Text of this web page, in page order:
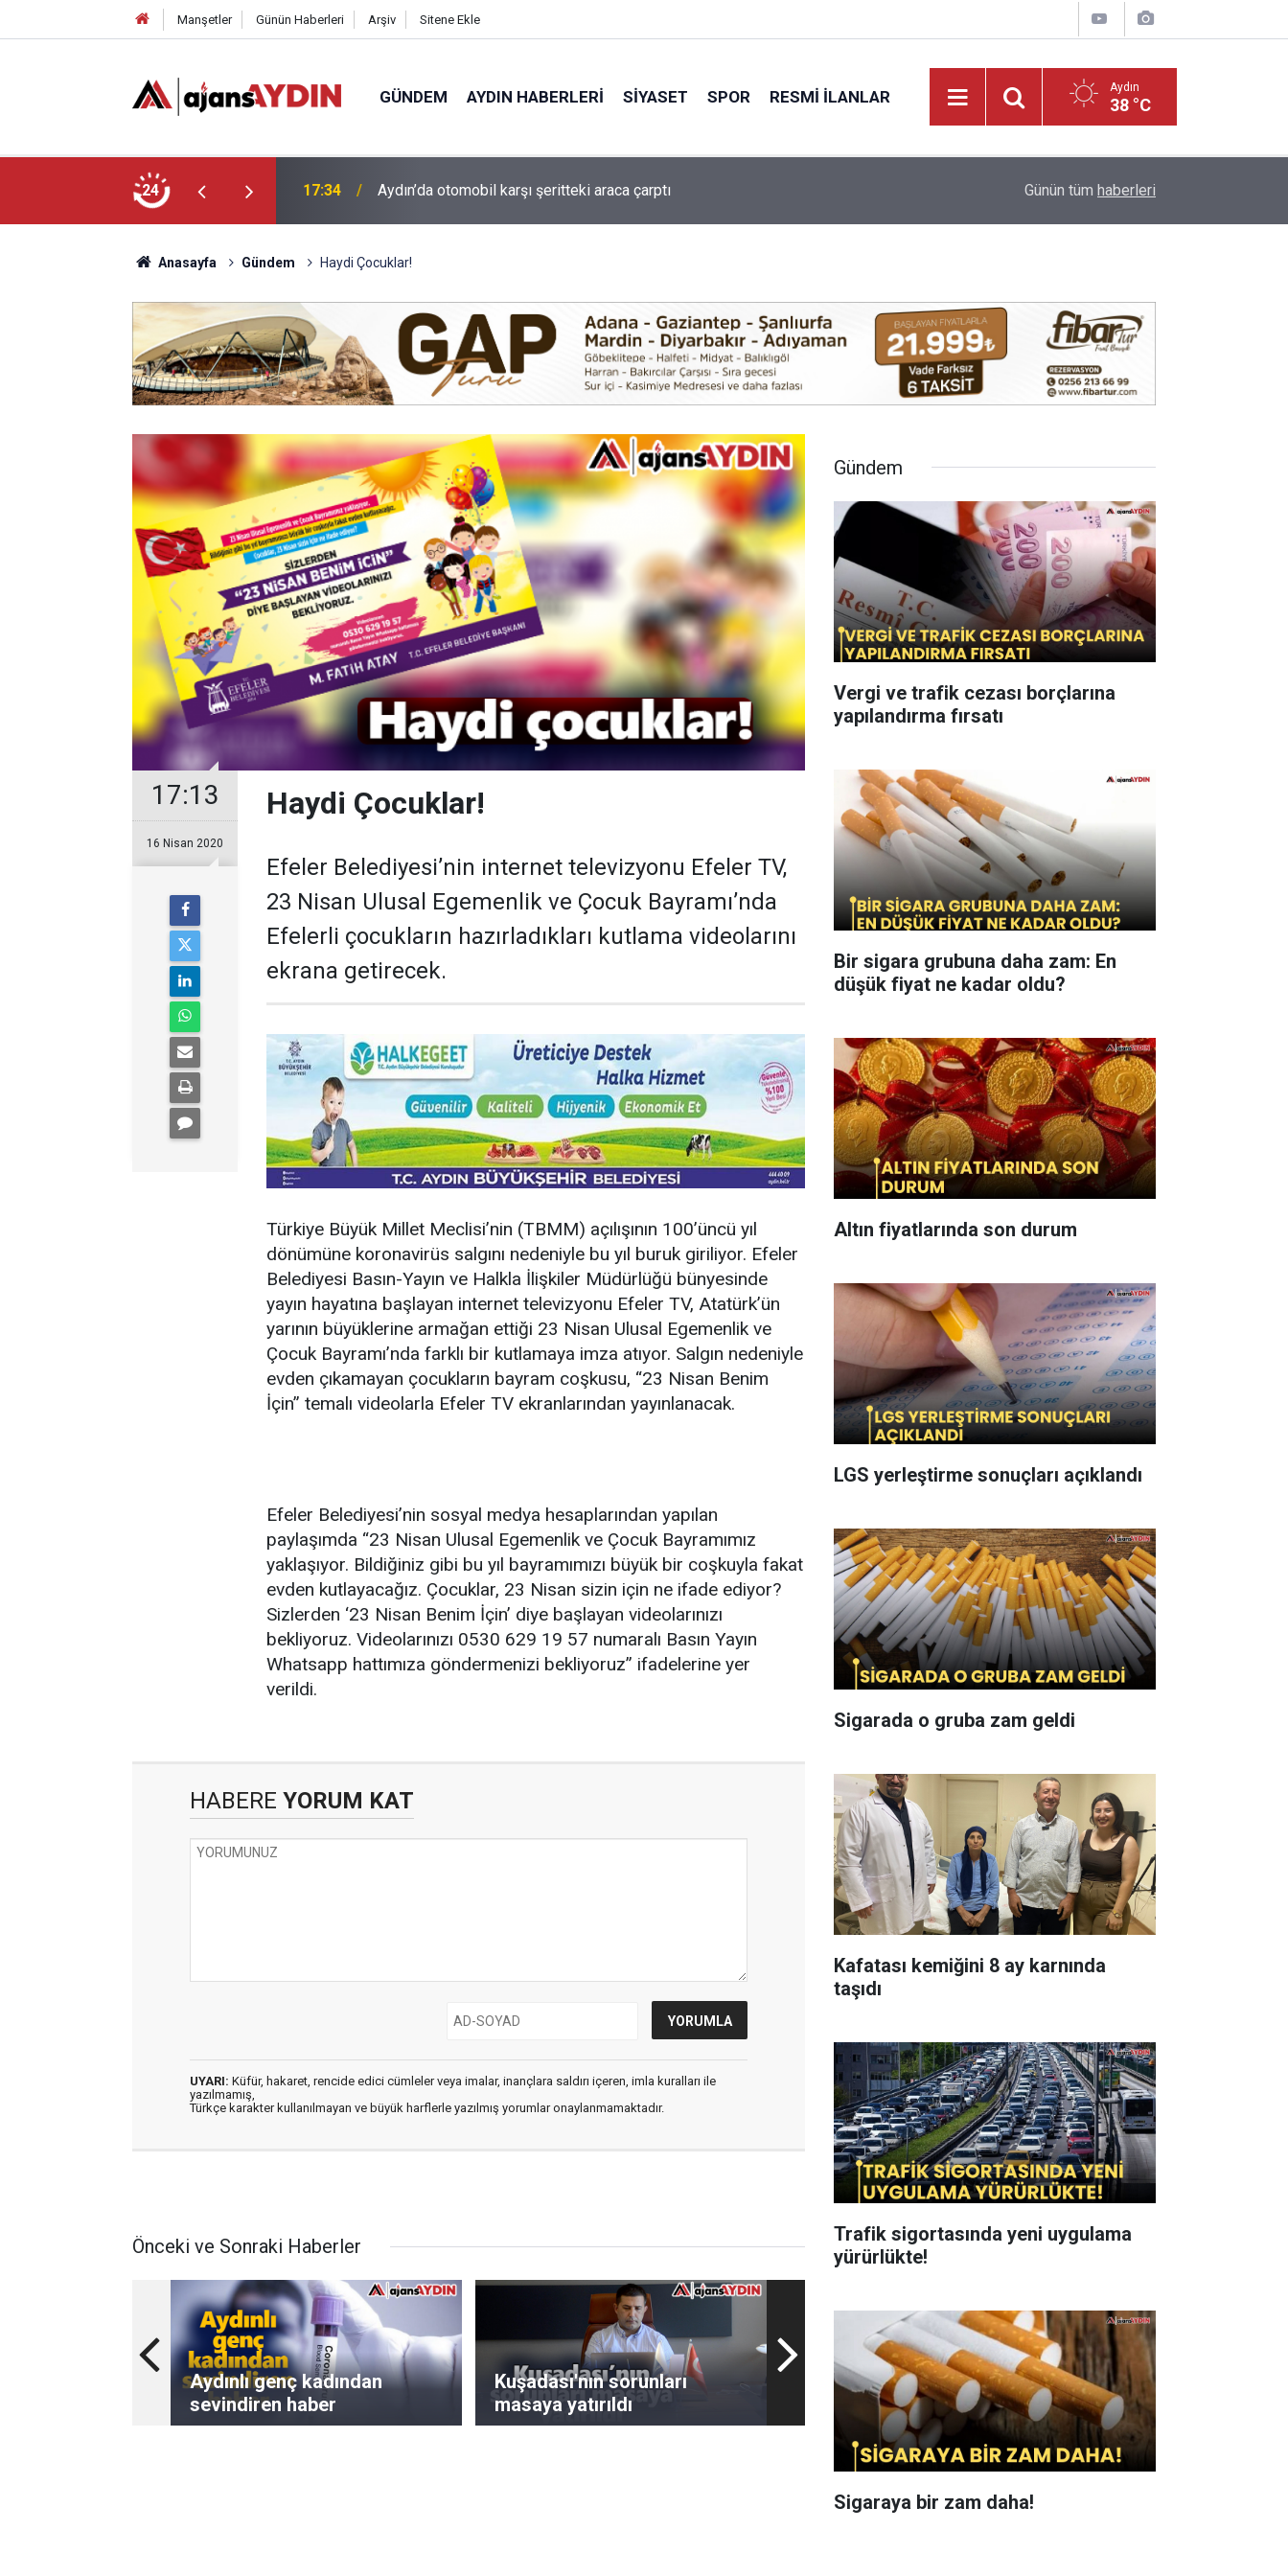
Manşetler Günün Haberleri Arşiv Sitene Ekle
GÜNDEM AYDIN HABERLERI SIYASET SPOR RESMI İLANLAR Aydın
38 °C
24 16:07 Efeler'de minik yetenekler yeşil sahada geleceğe hazırlanıyor Aydın’da yeni mahsul kuru incir tezgâhta:
Günün tüm haberleri
Anasayfa Gündem Haydi Çocuklar!
17:13
16 Nisan 2020
Haydi Çocuklar!
Efeler Belediyesi’nin internet televizyonu Efeler TV,
23 Nisan Ulusal Egemenlik ve Çocuk Bayramı’nda
Efelerli çocukların hazırladıkları kutlama videolarını
ekrana getirecek.
Türkiye Büyük Millet Meclisi’nin (TBMM) açılışının 100’üncü yıl
dönümüne koronavirüs salgını nedeniyle bu yıl buruk giriliyor. Efeler
Belediyesi Basın-Yayın ve Halkla İlişkiler Müdürlüğü bünyesinde
yayın hayatına başlayan internet televizyonu Efeler TV, Atatürk’ün
yarının büyüklerine armağan ettiği 23 Nisan Ulusal Egemenlik ve
Çocuk Bayramı’nda farklı bir kutlamaya imza atıyor. Salgın nedeniyle
evden çıkamayan çocukların bayram coşkusu, “23 Nisan Benim
İçin” temalı videolarla Efeler TV ekranlarından yayınlanacak.
Efeler Belediyesi’nin sosyal medya hesaplarından yapılan
paylaşımda “23 Nisan Ulusal Egemenlik ve Çocuk Bayramımız
yaklaşıyor. Bildiğiniz gibi bu yıl bayramımızı büyük bir coşkuyla fakat
evden kutlayacağız. Çocuklar, 23 Nisan sizin için ne ifade ediyor?
Sizlerden ‘23 Nisan Benim İçin’ diye başlayan videolarınızı
bekliyoruz. Videolarınızı 0530 629 19 57 numaralı Basın Yayın
Whatsapp hattımıza göndermenizi bekliyoruz” ifadelerine yer
verildi.
HABERE YORUM KAT
UYARI: Küfür, hakaret, rencide edici cümleler veya imalar, inançlara saldırı içeren, imla kuralları ile
yazılmamış,
Türkçe karakter kullanılmayan ve büyük harflerle yazılmış yorumlar onaylanmamaktadır.
Önceki ve Sonraki Haberler
Aydınlı genç kadından
sevindiren haber
Kuşadası'nın sorunları
masaya yatırıldı
Gündem
Vergi ve trafik cezası borçlarına
yapılandırma fırsatı
Bir sigara grubuna daha zam: En
düşük fiyat ne kadar oldu?
Altın fiyatlarında son durum
LGS yerleştirme sonuçları açıklandı
Sigarada o gruba zam geldi
Kafatası kemiğini 8 ay karnında
taşıdı
Trafik sigortasında yeni uygulama
yürürlükte!
Sigaraya bir zam daha!